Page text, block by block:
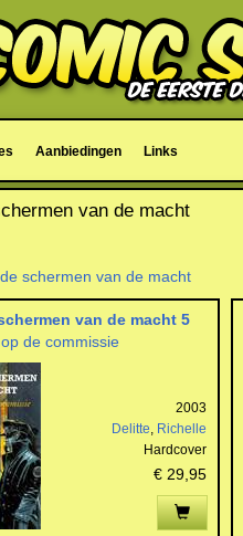
Aanbiedingen Links
van de macht
schermen van de macht
van de macht 5
de commissie
2003
Delitte, Richelle
Hardcover
€ 29,95